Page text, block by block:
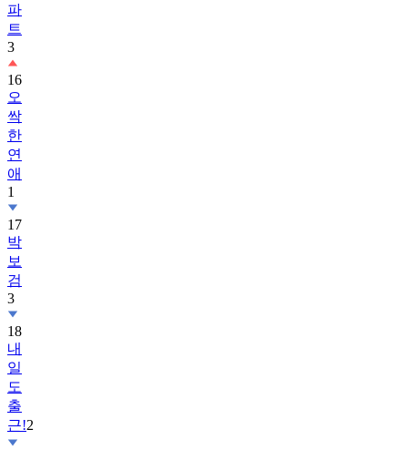
파
트
3
16
오
싹
한
연
애
1
17
박
보
검
3
18
내
일
도
출
근!2